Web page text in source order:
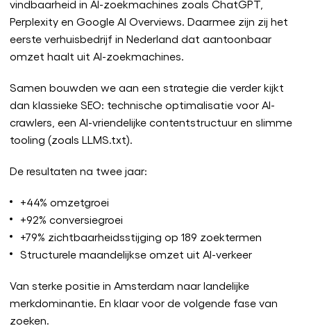
vindbaarheid in AI-zoekmachines zoals ChatGPT,
Perplexity en Google AI Overviews. Daarmee zijn zij het
eerste verhuisbedrijf in Nederland dat aantoonbaar
omzet haalt uit AI-zoekmachines.
Samen bouwden we aan een strategie die verder kijkt
dan klassieke SEO: technische optimalisatie voor AI-
crawlers, een AI-vriendelijke contentstructuur en slimme
tooling (zoals LLMS.txt).
De resultaten na twee jaar:
+44% omzetgroei
+92% conversiegroei
+79% zichtbaarheidsstijging op 189 zoektermen
Structurele maandelijkse omzet uit AI-verkeer
Van sterke positie in Amsterdam naar landelijke
merkdominantie. En klaar voor de volgende fase van
zoeken.